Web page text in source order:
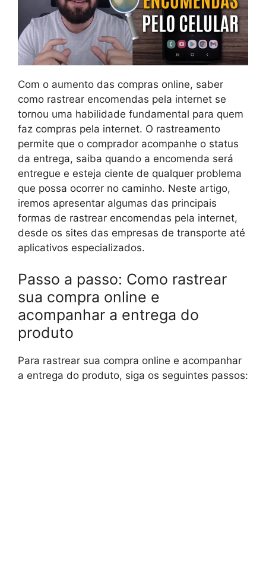
Com o aumento das compras online, saber
como rastrear encomendas pela internet se
tornou uma habilidade fundamental para quem
faz compras pela internet. O rastreamento
permite que o comprador acompanhe o status
da entrega, saiba quando a encomenda será
entregue e esteja ciente de qualquer problema
que possa ocorrer no caminho. Neste artigo,
iremos apresentar algumas das principais
formas de rastrear encomendas pela internet,
desde os sites das empresas de transporte até
aplicativos especializados.
Passo a passo: Como rastrear
sua compra online e
acompanhar a entrega do
produto
Para rastrear sua compra online e acompanhar
a entrega do produto, siga os seguintes passos: